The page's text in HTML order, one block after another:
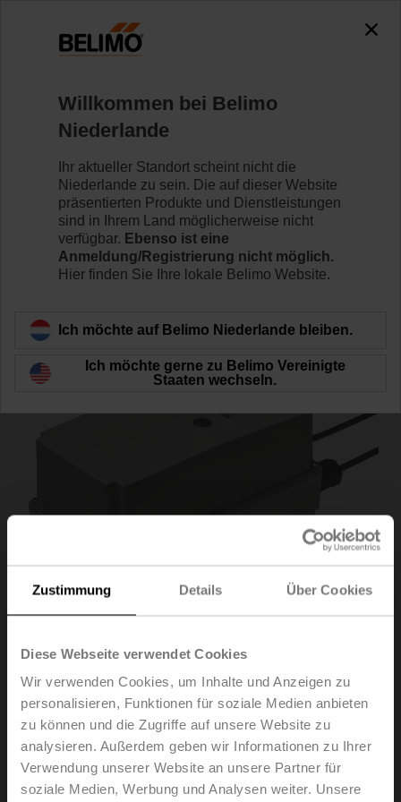
Zustimmung Details Über Cookies
Diese Webseite verwendet Cookies
Wir verwenden Cookies, um Inhalte und Anzeigen zu
personalisieren, Funktionen für soziale Medien anbieten
zu können und die Zugriffe auf unsere Website zu
analysieren. Außerdem geben wir Informationen zu Ihrer
Verwendung unserer Website an unsere Partner für
soziale Medien, Werbung und Analysen weiter. Unsere
SM230P-S
Mehr erfahren
Zurück zur Produktkategorie
SM230P-S
Drehantrieb (RobustLine), 20 Nm, AC 100...240 V,
Auf/Zu, 3-Punkt, 150 s, 1x SPDT, IP66/67
Willkommen bei Belimo
Niederlande
Ihr aktueller Standort scheint nicht die
Niederlande zu sein. Die auf dieser Website
präsentierten Produkte und Dienstleistungen
sind in Ihrem Land möglicherweise nicht
verfügbar. Ebenso ist eine
Anmeldung/Registrierung nicht möglich.
Hier finden Sie Ihre lokale Belimo Website.
Ich möchte auf Belimo Niederlande bleiben.
Ich möchte gerne zu Belimo Vereinigte
Staaten wechseln.